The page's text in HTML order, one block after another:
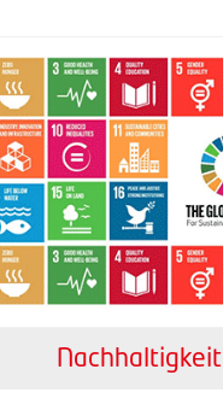
Nachhaltigkeit